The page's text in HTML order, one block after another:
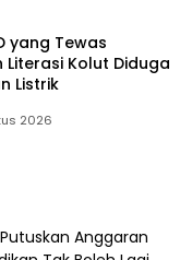
yang Tewas
Kolut Diduga
Listrik
2026